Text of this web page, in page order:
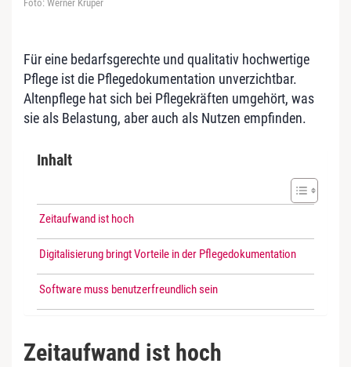
Foto: Werner Krüper
Für eine bedarfsgerechte und qualitativ hochwertige
Pflege ist die Pflegedokumentation unverzichtbar.
Altenpflege hat sich bei Pflegekräften umgehört, was
sie als Belastung, aber auch als Nutzen empfinden.
Inhalt
Zeitaufwand ist hoch
Digitalisierung bringt Vorteile in der Pflegedokumentation
Software muss benutzerfreundlich sein
Zeitaufwand ist hoch